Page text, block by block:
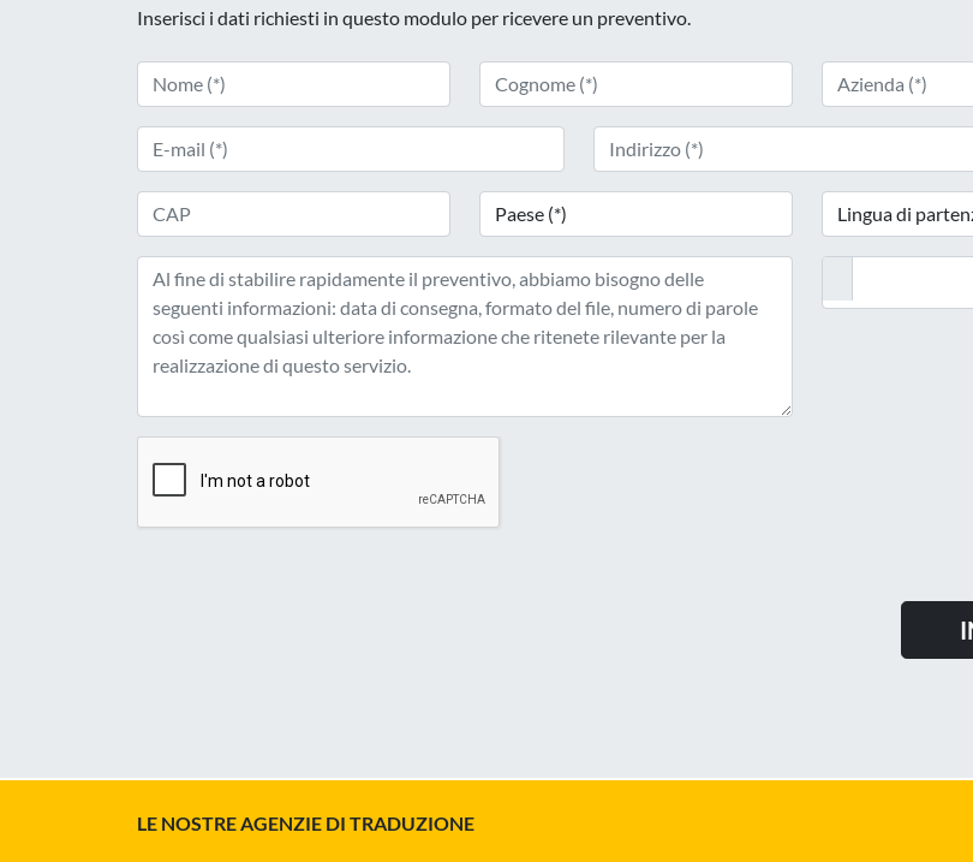
Inserisci i dati richiesti in questo modulo per ricevere un preventivo.
LE NOSTRE AGENZIE DI TRADUZIONE